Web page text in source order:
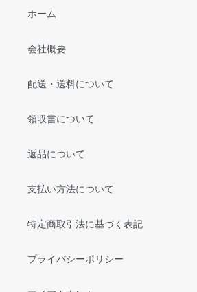
ホーム
会社概要
配送・送料について
領収書について
返品について
支払い方法について
特定商取引法に基づく表記
プライバシーポリシー